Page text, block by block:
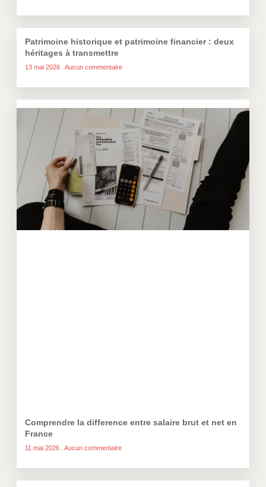
Patrimoine historique et patrimoine financier : deux
héritages à transmettre
13 mai 2026 Aucun commentaire
Comprendre la difference entre salaire brut et net en
France
11 mai 2026 Aucun commentaire